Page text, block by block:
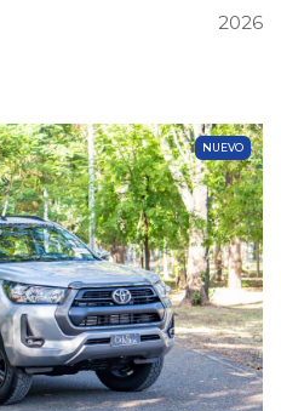
2026
NUEVO